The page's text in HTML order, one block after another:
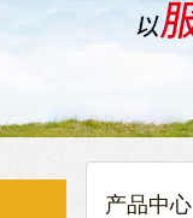
产品中心